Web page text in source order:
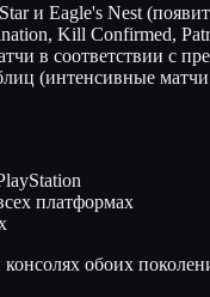
и Eagle's Nest
Kill Confirmed,
в соответствии с
(интенсивные
платформах
обоих